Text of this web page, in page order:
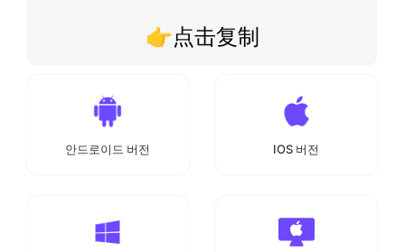
👉点击复制
안드로이드 버전 IOS 버전